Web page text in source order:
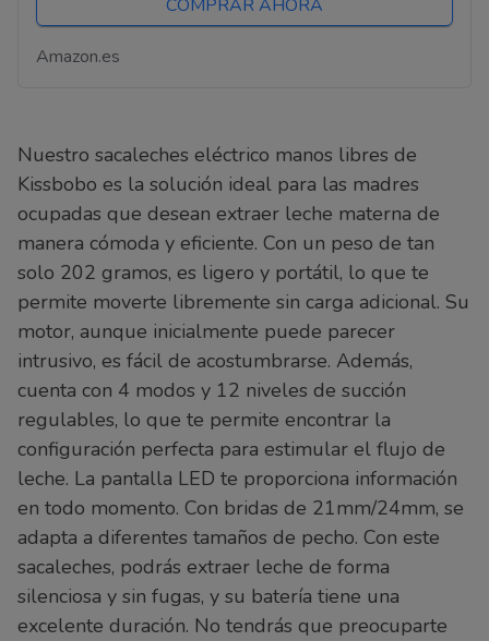
COMPRAR AHORA
Amazon.es
Nuestro sacaleches eléctrico manos libres de
Kissbobo es la solución ideal para las madres
ocupadas que desean extraer leche materna de
manera cómoda y eficiente. Con un peso de tan
solo 202 gramos, es ligero y portátil, lo que te
permite moverte libremente sin carga adicional. Su
motor, aunque inicialmente puede parecer
intrusivo, es fácil de acostumbrarse. Además,
cuenta con 4 modos y 12 niveles de succión
regulables, lo que te permite encontrar la
configuración perfecta para estimular el flujo de
leche. La pantalla LED te proporciona información
en todo momento. Con bridas de 21mm/24mm, se
adapta a diferentes tamaños de pecho. Con este
sacaleches, podrás extraer leche de forma
silenciosa y sin fugas, y su batería tiene una
excelente duración. No tendrás que preocuparte